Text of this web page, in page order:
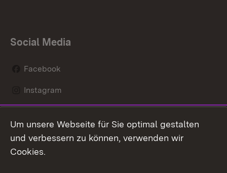
Social Media
Facebook
Instagram
Mastodon
Youtube
Um unsere Webseite für Sie optimal gestalten
und verbessern zu können, verwenden wir
Cookies.